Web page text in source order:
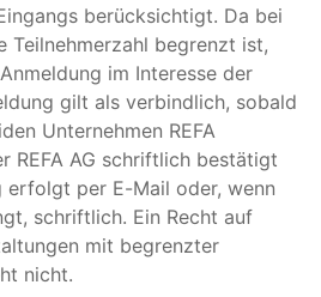
berücksichtigt. Da bei
Teilnehmerzahl begrenzt ist,
im Interesse der
gilt als verbindlich, sobald
Unternehmen REFA
REFA AG schriftlich bestätigt
erfolgt per E-Mail oder, wenn
schriftlich. Ein Recht auf
mit begrenzter
nicht.